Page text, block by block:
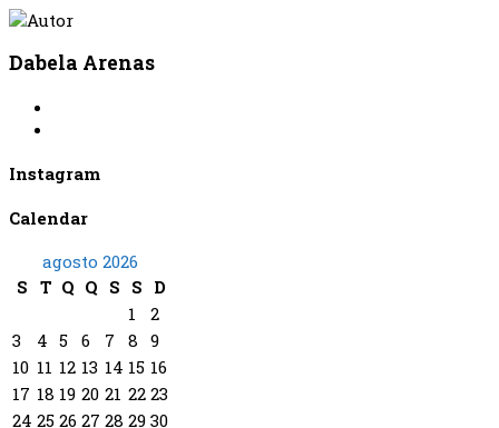
Dabela Arenas
Instagram
Calendar
agosto 2026
S T Q Q S S D
1
2
3
4 5 6 7 8 9
10 11 12 13 14 15 16
17 18 19 20 21 22 23
24 25 26 27 28 29 30